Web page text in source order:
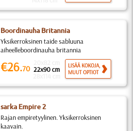
Boordinauha Britannia
Yksikerroksinen taide sabluuna
aiheelleboordinauha britannia
€26.70 22x90 cm
LISÄÄ KOKOJA,
MUUT OPTIOT
sarka Empire 2
Rajan empiretyylinen. Yksikerroksinen
kaavain.